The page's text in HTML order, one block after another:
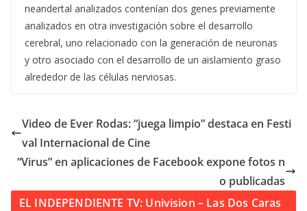
neandertal analizados contenían dos genes previamente
analizados en otra investigación sobre el desarrollo
cerebral, uno relacionado con la generación de neuronas
y otro asociado con el desarrollo de un aislamiento graso
alrededor de las células nerviosas.
Video de Ever Rodas: “juega limpio” destaca en Festi
val Internacional de Cine
“Virus” en aplicaciones de Facebook expone fotos n
o publicadas
EL INDEPENDIENTE TV: Univision – Las Dos Caras